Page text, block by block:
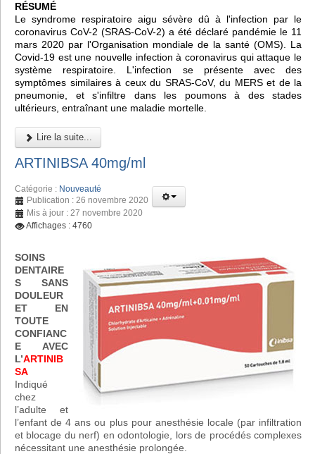
RÉSUMÉ
Le syndrome respiratoire aigu sévère dû à l'infection par le
coronavirus CoV-2 (SRAS-CoV-2) a été déclaré pandémie le 11
mars 2020 par l'Organisation mondiale de la santé (OMS). La
Covid-19 est une nouvelle infection à coronavirus qui attaque le
système respiratoire. L'infection se présente avec des
symptômes similaires à ceux du SRAS-CoV, du MERS et de la
pneumonie, et s'infiltre dans les poumons à des stades
ultérieurs, entraînant une maladie mortelle.
Lire la suite...
ARTINIBSA 40mg/ml
Catégorie : Nouveauté
Publication : 26 novembre 2020
Mis à jour : 27 novembre 2020
Affichages : 4760
SOINS
DENTAIRE
S SANS
DOULEUR
ET EN
TOUTE
CONFIANC
E AVEC
L’ARTINIB
SA
Indiqué
chez
l’adulte et
l’enfant de 4 ans ou plus pour anesthésie locale (par infiltration
et blocage du nerf) en odontologie, lors de procédés complexes
nécessitant une anesthésie prolongée.